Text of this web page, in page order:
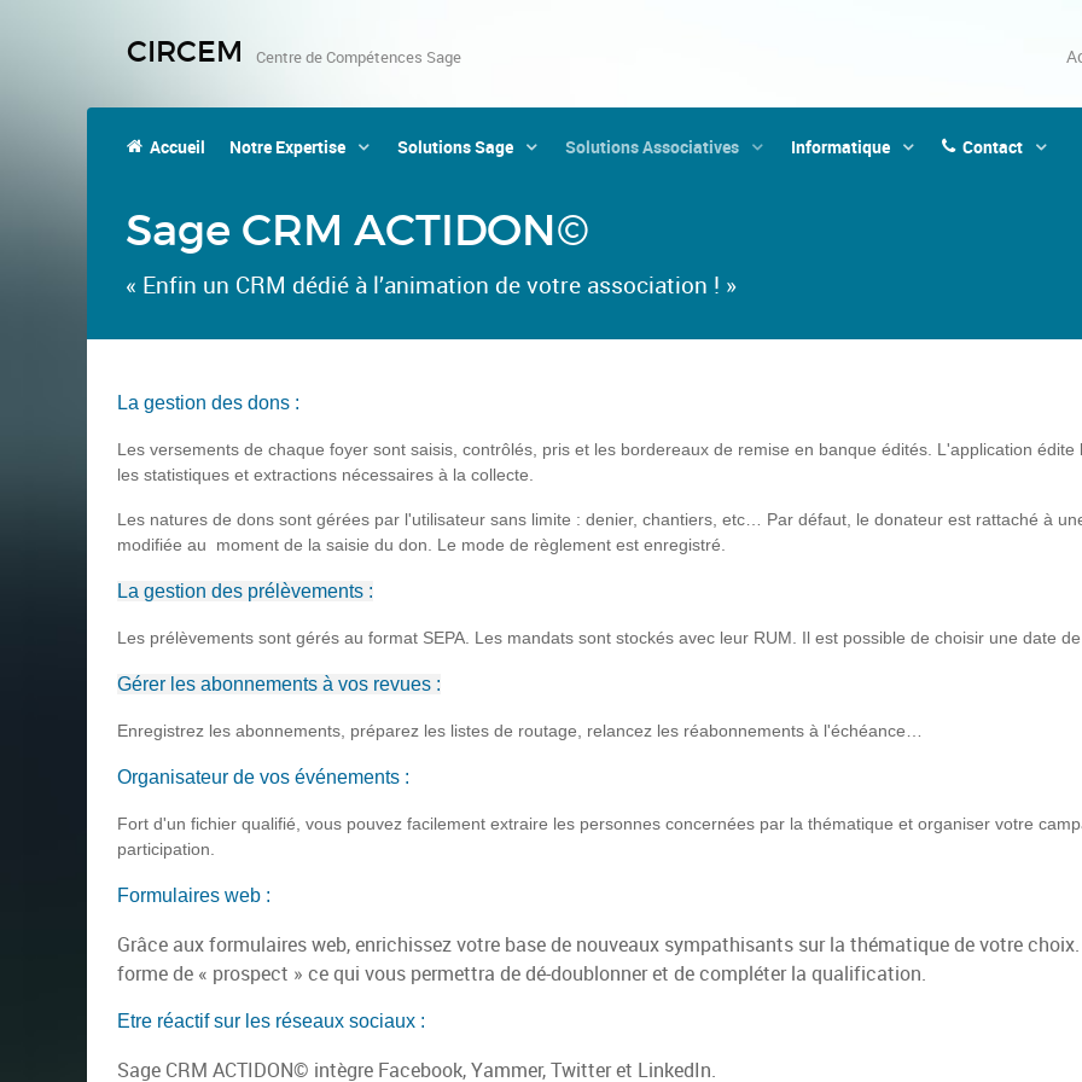
CIRCEM Centre de Compétences Sage
Accueil Notre Expertise Solutions Sage Solutions Associatives Informatique Contact
Sage CRM ACTIDON©
« Enfin un CRM dédié à l’animation de votre association ! »
La gestion des dons :
Les versements de chaque foyer sont saisis, contrôlés, pris et les bordereaux de remise en banque édités. L'application
les statistiques et extractions nécessaires à la collecte.
Les natures de dons sont gérées par l'utilisateur sans limite : denier, chantiers, etc… Par défaut, le donateur est rattaché à
modifiée au
moment de la saisie du don. Le mode de règlement est enregistré.
La gestion des prélèvements :
Les prélèvements sont gérés au format SEPA. Les mandats sont stockés avec leur RUM. Il est possible de choisir une date
Gérer les abonnements à vos revues :
Enregistrez les abonnements, préparez les listes de routage, relancez les réabonnements à l'échéance…
Organisateur de vos événements :
Fort d'un fichier qualifié, vous pouvez facilement extraire les personnes concernées par la thématique et organiser votre
participation.
Formulaires web :
Grâce aux formulaires web, enrichissez votre base de nouveaux sympathisants sur la thématique de votre
forme de « prospect » ce qui vous permettra de dé-doublonner et de compléter la qualification.
Etre réactif sur les réseaux sociaux :
Sage CRM ACTIDON© intègre Facebook, Yammer, Twitter et LinkedIn.